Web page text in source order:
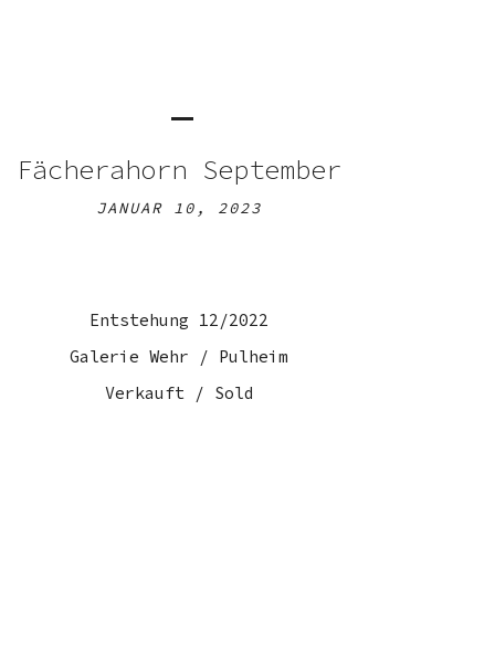
Fächerahorn September
JANUAR 10, 2023
Entstehung 12/2022
Galerie Wehr / Pulheim
Verkauft / Sold